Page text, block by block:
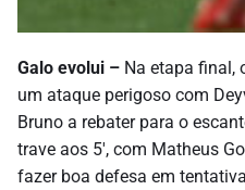
Galo evolui – Na etapa final,
um ataque perigoso com
Bruno a rebater para o
trave aos 5′, com Matheus
fazer boa defesa em